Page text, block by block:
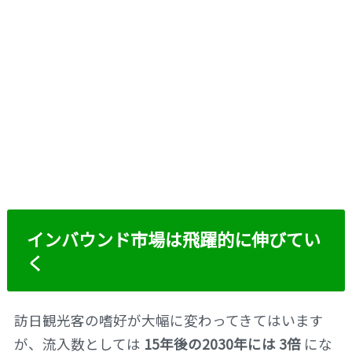
インバウンド市場は飛躍的に伸びてい
く
訪日観光客の嗜好が大幅に変わってきてはいます
が、流入数としては 15年後の2030年には 3倍 にな